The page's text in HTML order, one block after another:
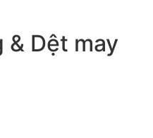
Dệt may